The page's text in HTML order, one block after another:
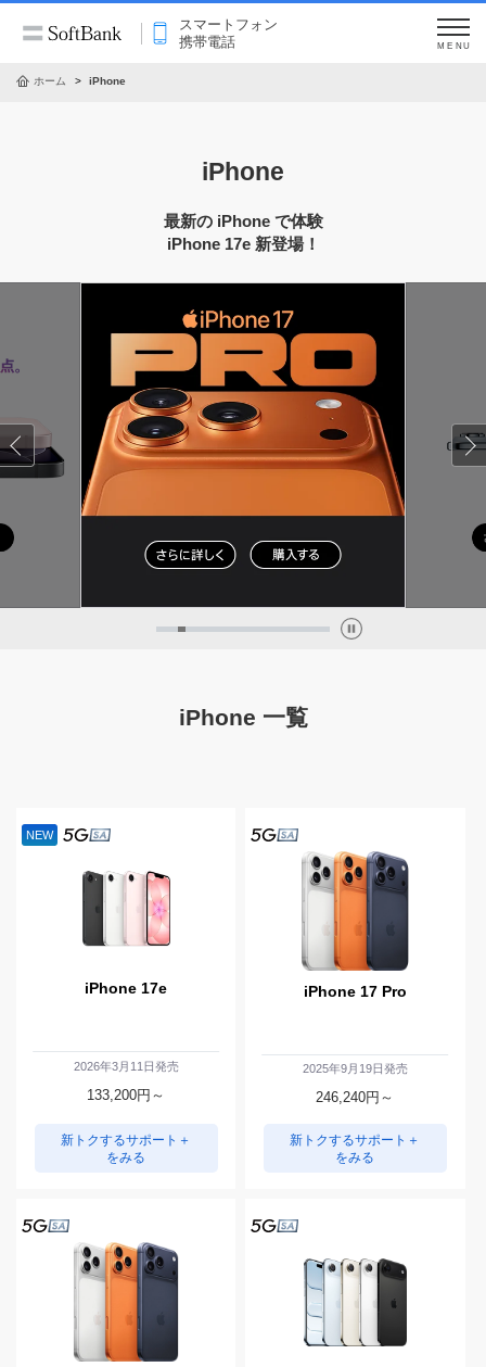
スマートフォン
携帯電話
MENU
ホーム iPhone
iPhone
最新の iPhone で体験
iPhone 17e 新登場！
Previous
iPhone 一覧
NEW
iPhone 17e
2026年3月11日発売
133,200円～
新トクするサポート＋
をみる
iPhone 17 Pro
2025年9月19日発売
246,240円～
新トクするサポート＋
をみる